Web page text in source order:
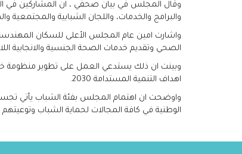
وقال المجلس في بيان صحفي ، ان المشاركين في
والبرامج والخدمات، واللجان الشبابية والمجتمعية
واشارت امين عام المجلس الأعلى للسكان
الصحي وتقديم خدمات الصحة الجنسية والانجابية
وبينت ان ذلك يستدعي العمل على تطوير منظومة
اهداف التنمية المستدامة 2030.
واوضحت ان اهتمام المجلس بفئة الشباب يأتي
الوطنية في كافة المجالات لحماية الشباب